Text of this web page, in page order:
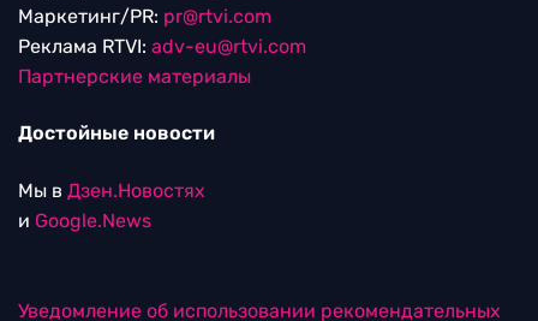
Маркетинг/PR: pr@rtvi.com
Реклама RTVI: adv-eu@rtvi.com
Партнерские материалы
Достойные новости
Мы в Дзен.Новостях
и Google.News
Уведомление об использовании рекомендательных